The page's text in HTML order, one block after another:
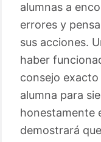
alumnas a
errores y
sus acciones.
haber
consejo exacto
alumna para
honestamente
demostrará